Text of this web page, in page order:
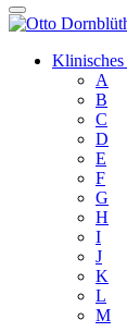
A
B
C
D
E
F
G
H
I
J
K
L
M